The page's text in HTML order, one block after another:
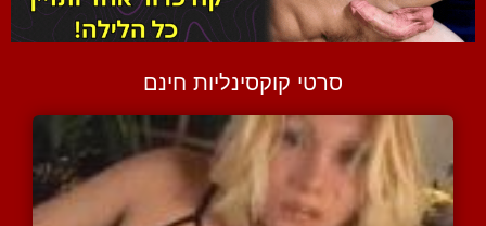
סרטי קוקסינליות חינם